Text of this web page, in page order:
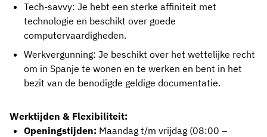
Tech-savvy: Je hebt een sterke affiniteit met
technologie en beschikt over goede
computervaardigheden.
Werkvergunning: Je beschikt over het wettelijke recht
om in Spanje te wonen en te werken en bent in het
bezit van de benodigde geldige documentatie.
Werktijden & Flexibiliteit:
Openingstijden: Maandag t/m vrijdag (08:00 –